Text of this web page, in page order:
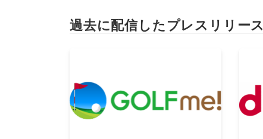
過去に配信したプレスリリース